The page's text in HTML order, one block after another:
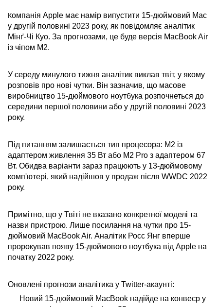
Компанія Apple має намір випустити 15-дюймовий Mac
у другій половині 2023 року, як повідомляє аналітик
Мінґ-Чі Куо. За прогнозами, це буде версія MacBook Air
із чіпом M2.
У середу минулого тижня аналітик виклав твіт, у якому
розповів про нові чутки. Він зазначив, що масове
виробництво 15-дюймового ноутбука розпочнеться до
середини першої половини або у другій половині 2023
року.
Під питанням залишається тип процесора: M2 із
адаптером живлення 35 Вт або M2 Pro з адаптером 67
Вт. Обидва варіанти зараз працюють у 13-дюймовому
комп'ютері, який надійшов у продаж після WWDC 2022
року.
Примітно, що у Твіті не вказано конкретної моделі та
назви пристрою. Лише посилання на чутки про 15-
дюймовий MacBook Air. Аналітик Росс Янг вперше
пророкував появу 15-дюймового ноутбука від Apple на
початку 2022 року.
Оновлені прогнози аналітика у Twitter-акаунті:
Новий 15-дюймовий MacBook надійде на конвеєр у